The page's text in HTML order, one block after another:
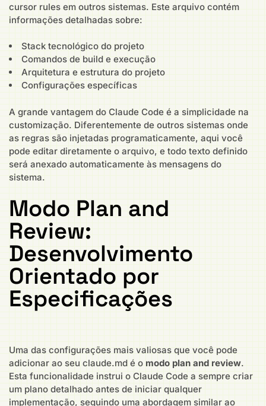
cursor rules em outros sistemas. Este arquivo contém
informações detalhadas sobre:
Stack tecnológico do projeto
Comandos de build e execução
Arquitetura e estrutura do projeto
Configurações específicas
A grande vantagem do Claude Code é a simplicidade na
customização. Diferentemente de outros sistemas onde
as regras são injetadas programaticamente, aqui você
pode editar diretamente o arquivo, e todo texto definido
será anexado automaticamente às mensagens do
sistema.
Modo Plan and
Review:
Desenvolvimento
Orientado por
Especificações
Uma das configurações mais valiosas que você pode
adicionar ao seu claude.md é o modo plan and review.
Esta funcionalidade instrui o Claude Code a sempre criar
um plano detalhado antes de iniciar qualquer
implementação, seguindo uma abordagem similar ao